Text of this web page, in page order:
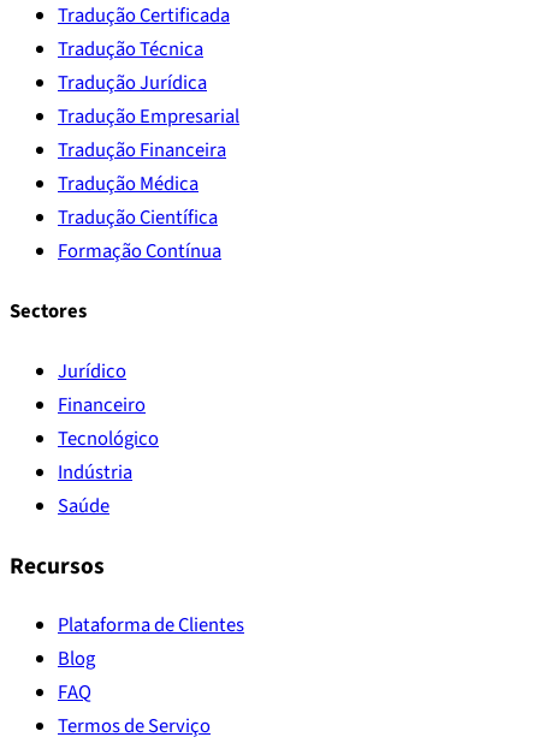
Tradução Certificada
Tradução Técnica
Tradução Jurídica
Tradução Empresarial
Tradução Financeira
Tradução Médica
Tradução Científica
Formação Contínua
Sectores
Jurídico
Financeiro
Tecnológico
Indústria
Saúde
Recursos
Plataforma de Clientes
Blog
FAQ
Termos de Serviço